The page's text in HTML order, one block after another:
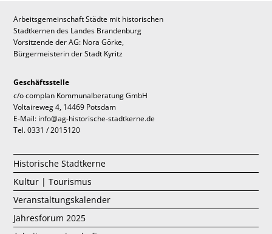
Arbeitsgemeinschaft Städte mit historischen
Stadtkernen des Landes Brandenburg
Vorsitzende der AG: Nora Görke,
Bürgermeisterin der Stadt Kyritz
Geschäftsstelle
c/o complan Kommunalberatung GmbH
Voltaireweg 4, 14469 Potsdam
E-Mail: info@ag-historische-stadtkerne.de
Tel. 0331 / 2015120
Historische Stadtkerne
Kultur | Tourismus
Veranstaltungskalender
Jahresforum 2025